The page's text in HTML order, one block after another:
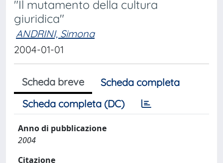
"Il mutamento della cultura
giuridica"
ANDRINI, Simona
2004-01-01
Scheda breve
Scheda completa
Scheda completa (DC)
Anno di pubblicazione
2004
Citazione